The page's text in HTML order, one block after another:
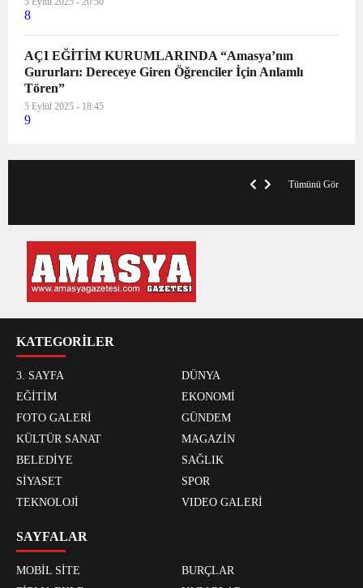
8
AÇI EĞİTİM KURUMLARINDA “Amasya’nın
Gururları: Dereceye Giren Öğrenciler İçin Anlamlı
Tören”
5 Eylül 2025 - 18:45
9
Tümünü Gör
KATEGORİLER
3. SAYFA
DÜNYA
EĞİTİM
EKONOMİ
FOTO GALERİ
GÜNDEM
KÜLTÜR SANAT
MAGAZİN
BELEDİYE
SAĞLIK
SİYASET
SPOR
TEKNOLOJİ
VIDEO GALERİ
SAYFALAR
MOBİL SİTE
BURÇLAR